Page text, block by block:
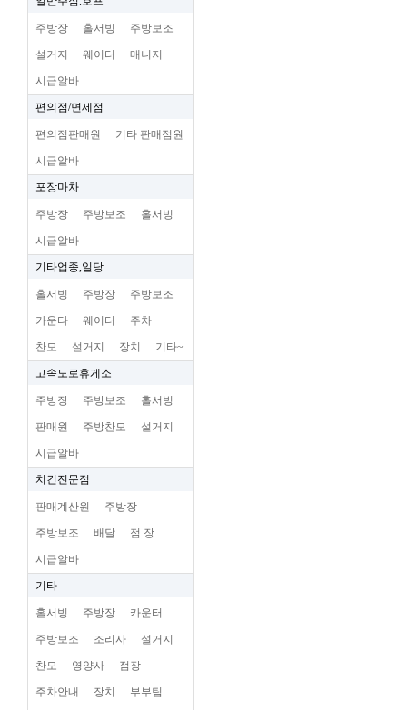
주방장 홀서빙 주방보조
설거지 웨이터 매니저
시급알바
편의점/면세점
편의점판매원 기타 판매점원
시급알바
포장마차
주방장 주방보조 홀서빙
시급알바
기타업종,일당
홀서빙 주방장 주방보조
카운타 웨이터 주차
찬모 설거지 장치 기타~
고속도로휴게소
주방장 주방보조 홀서빙
판매원 주방찬모 설거지
시급알바
치킨전문점
판매계산원 주방장
주방보조 배달 점 장
시급알바
기타
홀서빙 주방장 카운터
주방보조 조리사 설거지
찬모 영양사 점장
주차안내 장치 부부팀